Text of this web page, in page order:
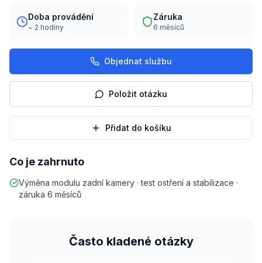
Doba provádění
~ 2 hodiny
Záruka
6 měsíců
Objednat službu
Položit otázku
Přidat do košíku
Co je zahrnuto
Výměna modulu zadní kamery · test ostření a stabilizace ·
záruka 6 měsíců
Často kladené otázky